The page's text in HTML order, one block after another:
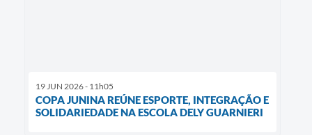
19 JUN 2026 - 11h05
COPA JUNINA REÚNE ESPORTE, INTEGRAÇÃO E
SOLIDARIEDADE NA ESCOLA DELY GUARNIERI